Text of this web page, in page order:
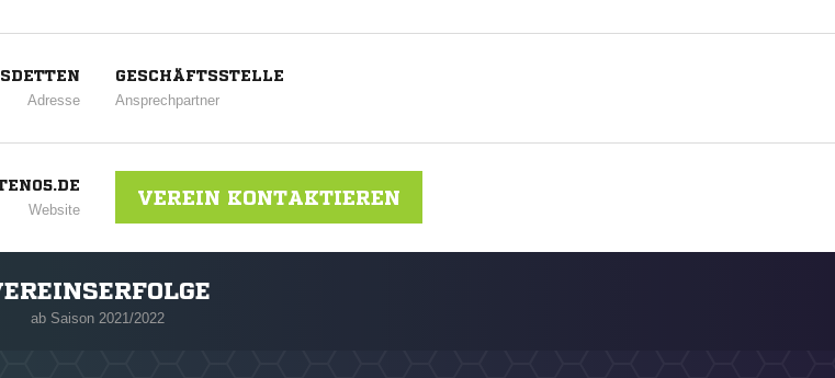
Adresse
GESCHÄFTSSTELLE
Ansprechpartner
Website
VEREIN KONTAKTIEREN
ab Saison 2021/2022